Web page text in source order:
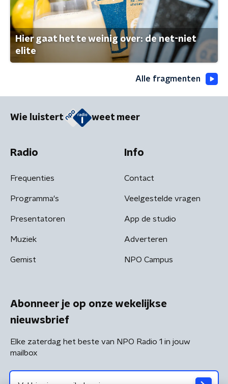
Hier gaat het te weinig over: de net-niet
elite
Alle fragmenten
Wie luistert weet meer
Radio
Frequenties
Programma's
Presentatoren
Muziek
Gemist
Info
Contact
Veelgestelde vragen
App de studio
Adverteren
NPO Campus
Abonneer je op onze wekelijkse
nieuwsbrief
Elke zaterdag het beste van NPO Radio 1 in jouw
mailbox